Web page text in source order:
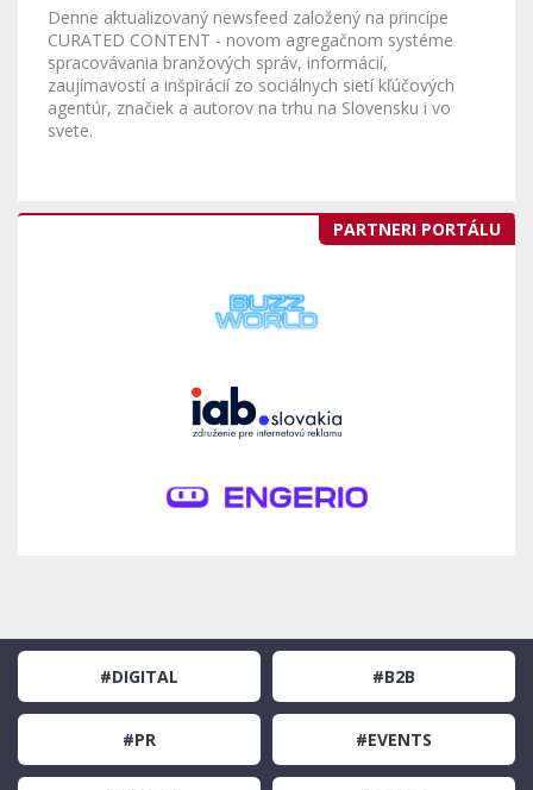
Denne aktualizovaný newsfeed založený na princípe
CURATED CONTENT - novom agregačnom systéme
spracovávania branžových správ, informácií,
zaujímavostí a inšpirácií zo sociálnych sietí kľúčových
agentúr, značiek a autorov na trhu na Slovensku i vo
svete.
PARTNERI PORTÁLU
#DIGITAL #B2B
#PR #EVENTS